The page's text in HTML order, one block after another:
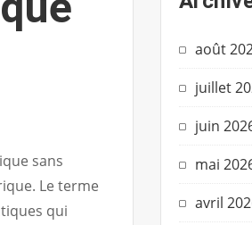
sans
Le terme
qui
août
juillet
juin
mai
avril